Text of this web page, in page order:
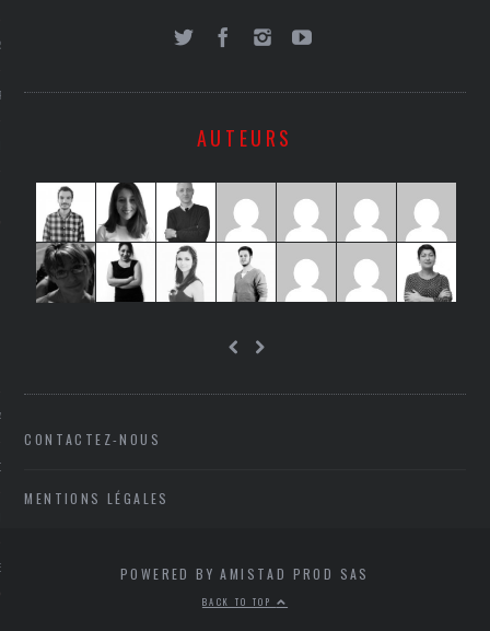
CARAVELLE
PODCAST
AUTEURS
CONTACTEZ-NOUS
MENTIONS LÉGALES
POWERED BY AMISTAD PROD SAS
BACK TO TOP